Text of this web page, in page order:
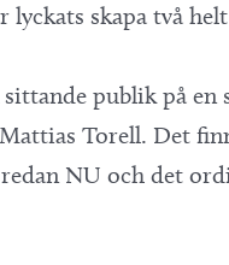
skapa två
sittande publik på
Torell. Det
NU och det